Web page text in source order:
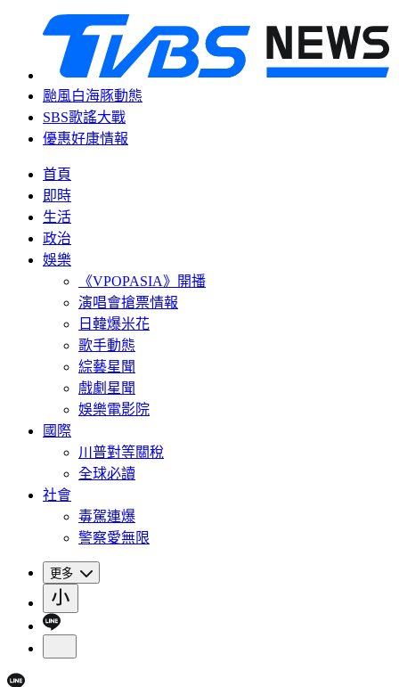
颱風白海豚動態
SBS歌謠大戰
優惠好康情報
首頁
即時
生活
政治
娛樂
《VPOPASIA》開播
演唱會搶票情報
日韓爆米花
歌手動態
綜藝星聞
戲劇星聞
娛樂電影院
國際
川普對等關稅
全球必讀
社會
毒駕連爆
警察愛無限
更多